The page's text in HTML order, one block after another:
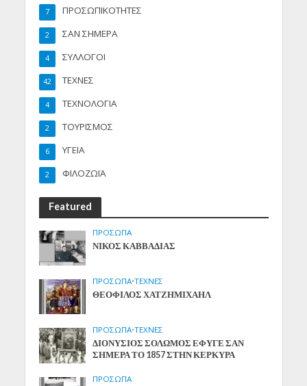
ΠΡΟΣΩΠΙΚΟΤΗΤΕΣ
7
ΣΑΝ ΣΗΜΕΡΑ
2
ΣΥΛΛΟΓΟΙ
4
ΤΕΧΝΕΣ
42
ΤΕΧΝΟΛΟΓΙΑ
4
ΤΟΥΡΙΣΜΟΣ
2
ΥΓΕΙΑ
6
ΦΙΛΟΖΩΪΑ
2
Featured
ΠΡΟΣΩΠΑ
ΝΙΚΟΣ ΚΑΒΒΑΔΙΑΣ
ΠΡΟΣΩΠΑ•ΤΕΧΝΕΣ
ΘΕΟΦΙΛΟΣ ΧΑΤΖΗΜΙΧΑΗΛ
ΠΡΟΣΩΠΑ•ΤΕΧΝΕΣ
ΔΙΟΝΥΣΙΟΣ ΣΟΛΩΜΟΣ ΕΦΥΓΕ ΣΑΝ
ΣΗΜΕΡΑ ΤΟ 1857 ΣΤΗΝ ΚΕΡΚΥΡΑ
ΠΡΟΣΩΠΑ